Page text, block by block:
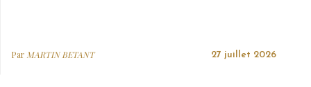
Par MARTIN BETANT 27 juillet 2026